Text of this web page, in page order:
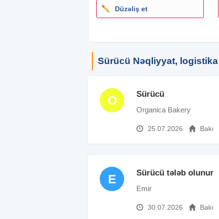
Düzəliş et
Sürücü Nəqliyyat, logistika
O Sürücü
Organica Bakery
25.07.2026 Bakı
E Sürücü tələb olunur
Emir
30.07.2026 Bakı